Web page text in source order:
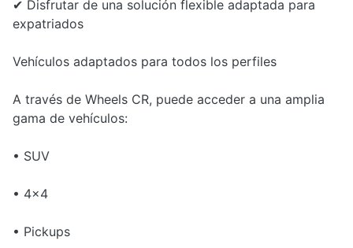
✔ Disfrutar de una solución flexible adaptada para
expatriados
Vehículos adaptados para todos los perfiles
A través de Wheels CR, puede acceder a una amplia
gama de vehículos:
• SUV
• 4x4
• Pickups